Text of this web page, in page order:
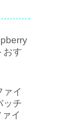
おす
ァイ
ッチ
イ